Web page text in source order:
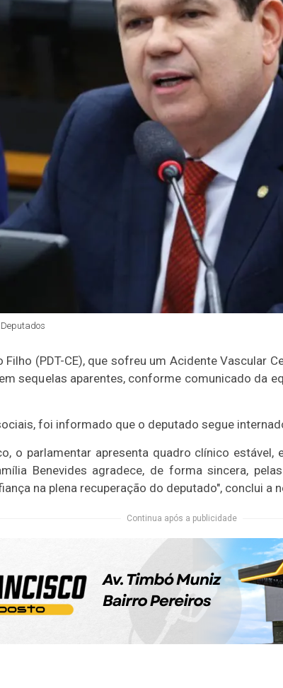
(PDT-CE), que sofreu um Acidente Vascular
sequelas aparentes, conforme comunicado da
foi informado que o deputado segue
o parlamentar apresenta quadro clínico estável,
Benevides agradece, de forma sincera,
na plena recuperação do deputado", conclui a
Continua após a publicidade